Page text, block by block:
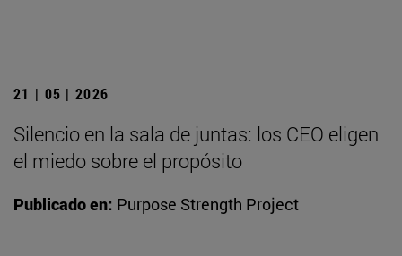
21 | 05 | 2026
Silencio en la sala de juntas: los CEO eligen
el miedo sobre el propósito
Publicado en: Purpose Strength Project